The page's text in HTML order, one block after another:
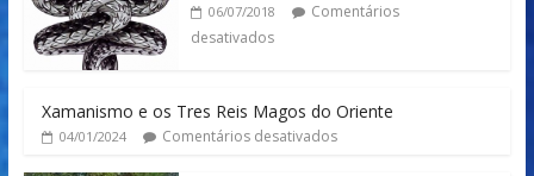
06/07/2018
Comentários
desativados
Xamanismo e os Tres Reis Magos do Oriente
04/01/2024 Comentários desativados